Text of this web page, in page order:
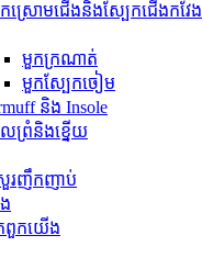
កស្រោមជើងនិងស្បែកជើងកវែង
មួកក្រណាត់
មួកស្បែកចៀម
និង Insole
លព្រំនិងខ្នើយ
រញឹកញាប់
ពួក​យើង